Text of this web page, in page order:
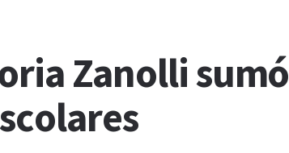
Zanolli sumó